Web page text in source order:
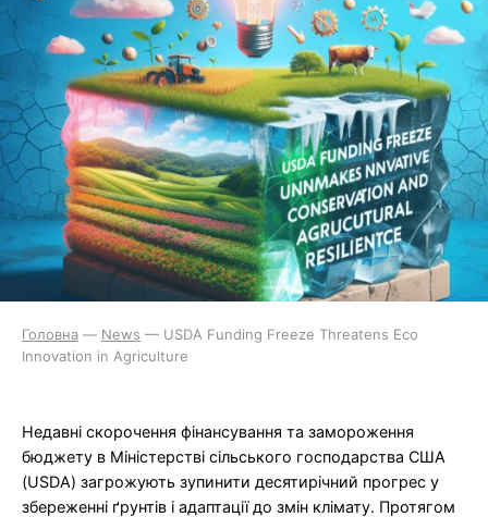
Головна — News — USDA Funding Freeze Threatens Eco
Innovation in Agriculture
Недавні скорочення фінансування та замороження
бюджету в Міністерстві сільського господарства США
(USDA) загрожують зупинити десятирічний прогрес у
збереженні ґрунтів і адаптації до змін клімату. Протягом